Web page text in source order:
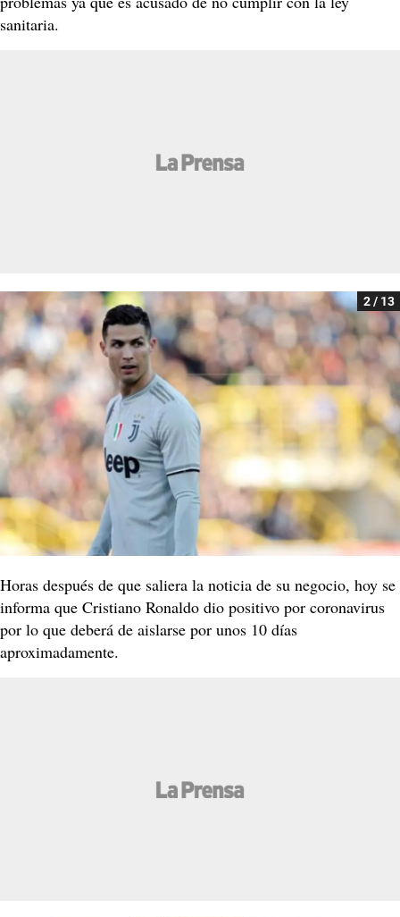
sanitaria.
2 / 13
Horas después de que saliera la noticia de su negocio, hoy se
informa que Cristiano Ronaldo dio positivo por coronavirus
por lo que deberá de aislarse por unos 10 días
aproximadamente.